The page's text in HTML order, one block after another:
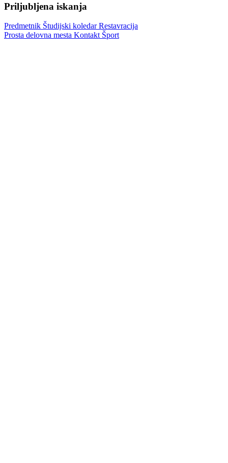
Priljubljena iskanja
Predmetnik Študijski koledarRestavracija
Prosta delovna mesta Kontakt Šport